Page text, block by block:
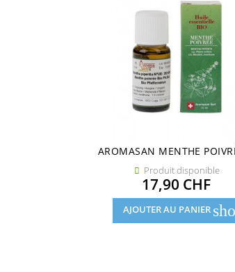
AROMASAN MENTHE
 Produit disponible
Prix
17,90 CHF
AJOUTER AU PANIER